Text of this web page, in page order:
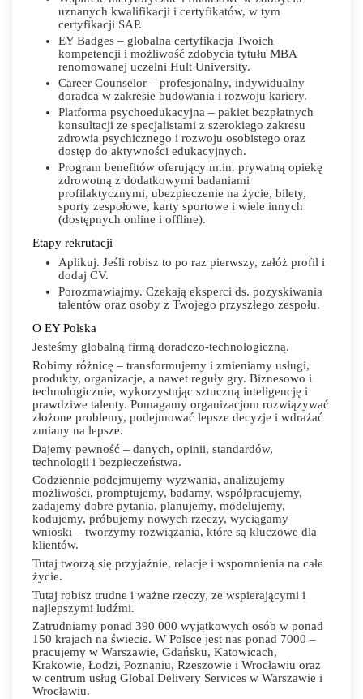
uznanych kwalifikacji i certyfikatów, w tym
certyfikacji SAP.
EY Badges – globalna certyfikacja Twoich
kompetencji i możliwość zdobycia tytułu MBA
renomowanej uczelni Hult University.
Career Counselor – profesjonalny, indywidualny
doradca w zakresie budowania i rozwoju kariery.
Platforma psychoedukacyjna – pakiet bezpłatnych
konsultacji ze specjalistami z szerokiego zakresu
zdrowia psychicznego i rozwoju osobistego oraz
dostęp do aktywności edukacyjnych.
Program benefitów oferujący m.in. prywatną opiekę
zdrowotną z dodatkowymi badaniami
profilaktycznymi, ubezpieczenie na życie, bilety,
sporty zespołowe, karty sportowe i wiele innych
(dostępnych online i offline).
Etapy rekrutacji
Aplikuj. Jeśli robisz to po raz pierwszy, załóż profil i
dodaj CV.
Porozmawiajmy. Czekają eksperci ds. pozyskiwania
talentów oraz osoby z Twojego przyszłego zespołu.
O EY Polska
Jesteśmy globalną firmą doradczo-technologiczną.
Robimy różnicę – transformujemy i zmieniamy usługi,
produkty, organizacje, a nawet reguły gry. Biznesowo i
technologicznie, wykorzystując sztuczną inteligencję i
prawdziwe talenty. Pomagamy organizacjom rozwiązywać
złożone problemy, podejmować lepsze decyzje i wdrażać
zmiany na lepsze.
Dajemy pewność – danych, opinii, standardów,
technologii i bezpieczeństwa.
Codziennie podejmujemy wyzwania, analizujemy
możliwości, promptujemy, badamy, współpracujemy,
zadajemy dobre pytania, planujemy, modelujemy,
kodujemy, próbujemy nowych rzeczy, wyciągamy
wnioski – tworzymy rozwiązania, które są kluczowe dla
klientów.
Tutaj tworzą się przyjaźnie, relacje i wspomnienia na całe
życie.
Tutaj robisz trudne i ważne rzeczy, ze wspierającymi i
najlepszymi ludźmi.
Zatrudniamy ponad 390 000 wyjątkowych osób w ponad
150 krajach na świecie. W Polsce jest nas ponad 7000 –
pracujemy w Warszawie, Gdańsku, Katowicach,
Krakowie, Łodzi, Poznaniu, Rzeszowie i Wrocławiu oraz
w centrum usług Global Delivery Services w Warszawie i
Wrocławiu.